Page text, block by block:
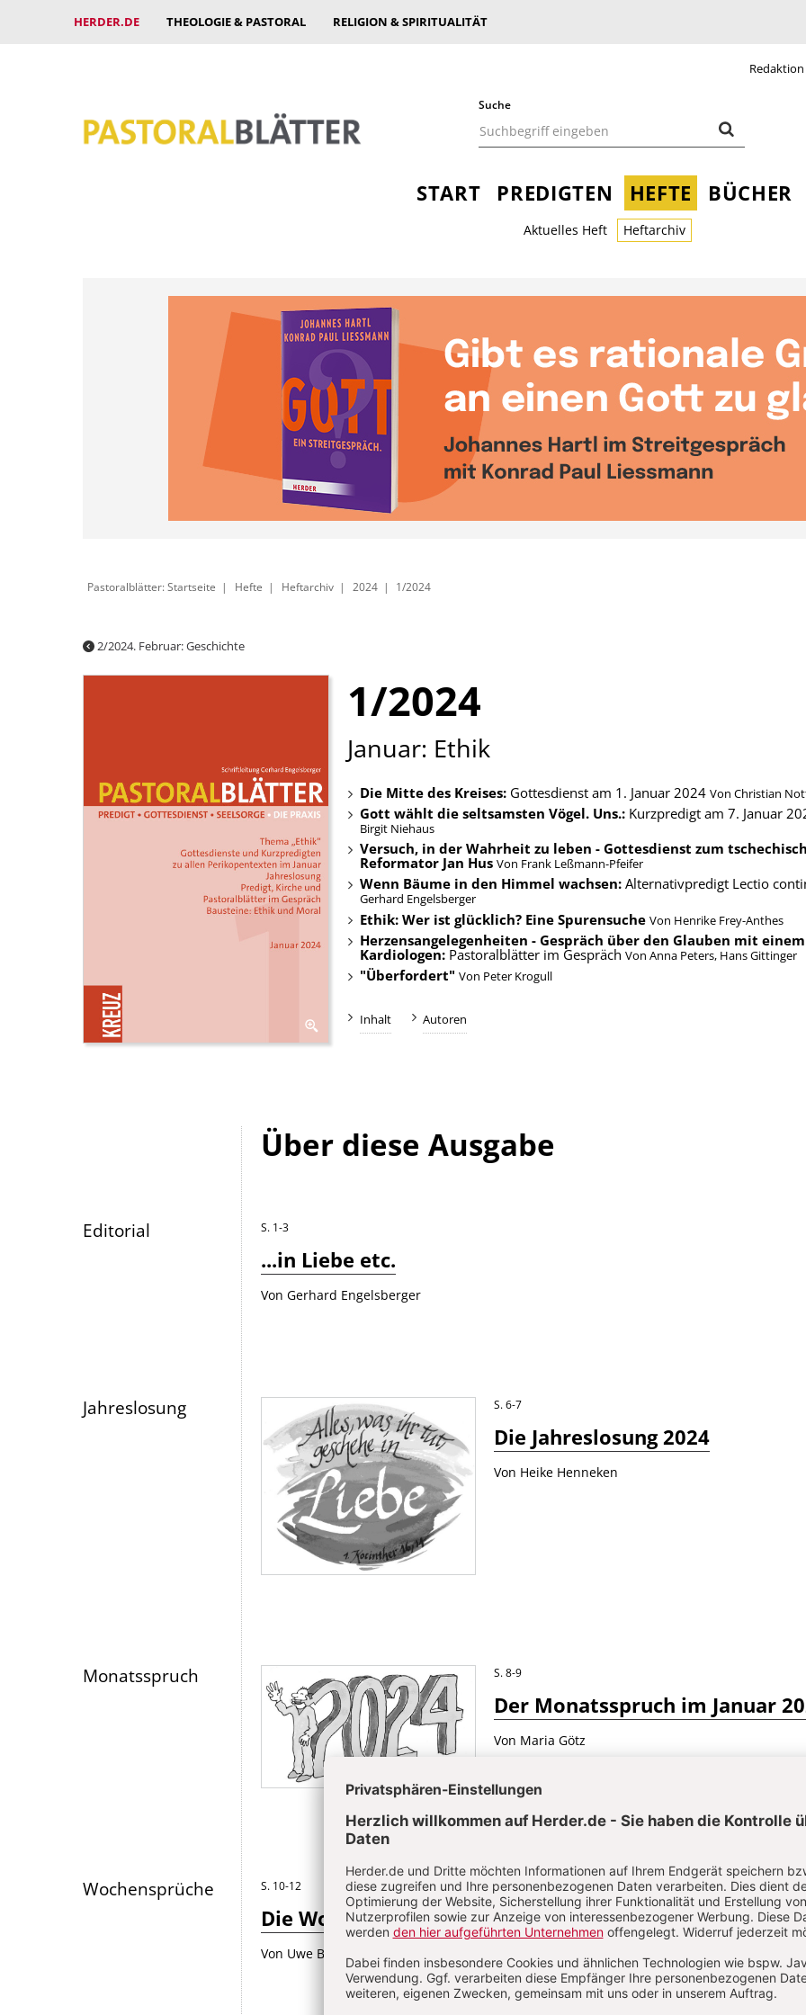
HERDER.DE THEOLOGIE & PASTORAL RELIGION & SPIRITUALITÄT
Redaktion
Suche
START PREDIGTEN HEFTE BÜCHER
Aktuelles Heft Heftarchiv
Pastoralblätter: Startseite Hefte Heftarchiv 2024 1/2024
2/2024. Februar: Geschichte
1/2024
:
Januar: Ethik
Die Mitte des Kreises:Gottesdienst am 1. Januar 2024 Von Christian
Gott wählt die seltsamsten Vögel. Uns.:Kurzpredigt am 7. Januar
Birgit Niehaus
Versuch, in der Wahrheit zu leben - Gottesdienst zum
Reformator Jan Hus Von Frank Leßmann-Pfeifer
Wenn Bäume in den Himmel wachsen:Alternativpredigt Lectio
Gerhard Engelsberger
Ethik: Wer ist glücklich? Eine Spurensuche Von Henrike Frey-Anthes
Herzensangelegenheiten - Gespräch über den Glauben mit einem
Kardiologen:Pastoralblätter im Gespräch Von Anna Peters, Hans Gittinger
"Überfordert" Von Peter Krogull
Inhalt Autoren
Über diese Ausgabe
Editorial S. 1-3
...in Liebe etc.
Von Gerhard Engelsberger
Jahreslosung S. 6-7
Die Jahreslosung 2024
Von Heike Henneken
Monatsspruch S. 8-9
Der Monatsspruch im Januar
Von Maria Götz
Wochensprüche S. 10-12
Die Wochensprüche im Januar 2024
Von Uwe Boch